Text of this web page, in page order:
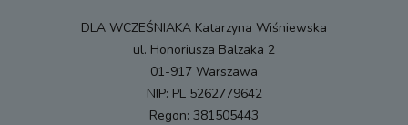
DLA WCZEŚNIAKA Katarzyna Wiśniewska
ul. Honoriusza Balzaka 2
01-917 Warszawa
NIP: PL 5262779642
Regon: 381505443